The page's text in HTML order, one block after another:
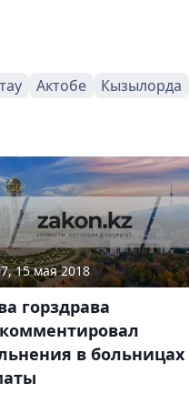
Актобе Кызылорда
15 мая 2018
горздрава
в больницах